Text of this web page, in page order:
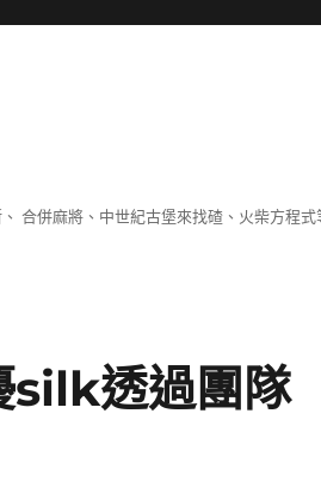
合併麻將、中世紀古堡來找碴、火柴方程式
silk透過團隊